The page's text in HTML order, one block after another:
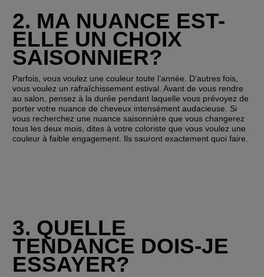
2. MA NUANCE EST-
ELLE UN CHOIX
SAISONNIER?
Parfois, vous voulez une couleur toute l’année. D’autres fois,
vous voulez un rafraîchissement estival. Avant de vous rendre
au salon, pensez à la durée pendant laquelle vous prévoyez de
porter votre nuance de cheveux intensément audacieuse. Si
vous recherchez une nuance saisonnière que vous changerez
tous les deux mois, dites à votre coloriste que vous voulez une
couleur à faible engagement. Ils sauront exactement quoi faire.
3. QUELLE
TENDANCE DOIS-JE
ESSAYER?